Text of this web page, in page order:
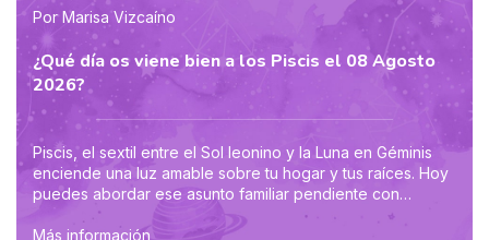
Por Marisa Vizcaíno
¿Qué día os viene bien a los Piscis el 08 Agosto
2026?
Piscis, el sextil entre el Sol leonino y la Luna en Géminis
enciende una luz amable sobre tu hogar y tus raíces. Hoy
puedes abordar ese asunto familiar pendiente con
corazón cálido y cabeza despejada: quizá repartir tareas,
aclarar un malentendido o llamar a quien extrañas. No
Más información